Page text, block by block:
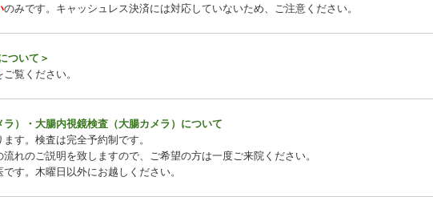
のみです。キャッシュレス決済には対応していないため、ご注意ください。
ついて＞
ご覧ください。
）・大腸内視鏡検査（大腸カメラ）について
す。検査は完全予約制です。
れのご説明を致しますので、ご希望の方は一度ご来院ください。
す。木曜日以外にお越しください。